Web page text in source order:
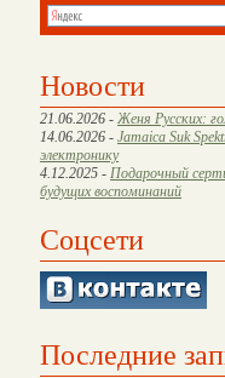
Новости
21.06.2026 - Женя Русских:
14.06.2026 - Jamaica Suk
электронику
4.12.2025 - Подарочный
будущих воспоминаний
Соцсети
Последние